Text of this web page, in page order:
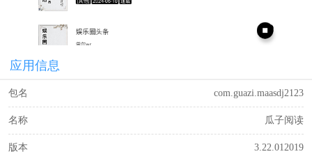
应用信息
包名 com.guazi.maasdj2123
名称 瓜子阅读
版本 3.22.012019